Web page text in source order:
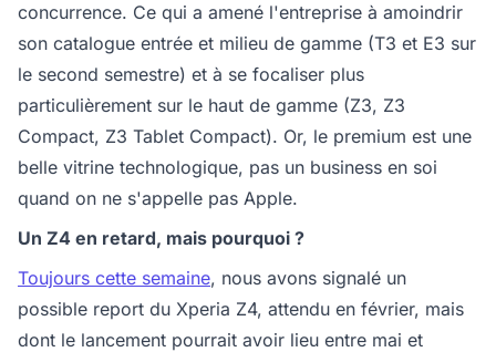
concurrence. Ce qui a amené l'entreprise à amoindrir
son catalogue entrée et milieu de gamme (T3 et E3 sur
le second semestre) et à se focaliser plus
particulièrement sur le haut de gamme (Z3, Z3
Compact, Z3 Tablet Compact). Or, le premium est une
belle vitrine technologique, pas un business en soi
quand on ne s'appelle pas Apple.
Un Z4 en retard, mais pourquoi ?
Toujours cette semaine, nous avons signalé un
possible report du Xperia Z4, attendu en février, mais
dont le lancement pourrait avoir lieu entre mai et